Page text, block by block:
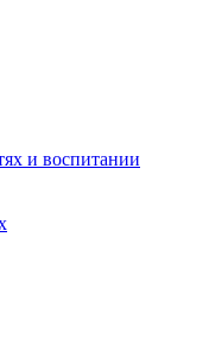
и воспитании